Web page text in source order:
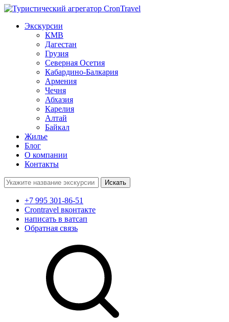
Экскурсии
КМВ
Дагестан
Грузия
Северная Осетия
Кабардино-Балкария
Армения
Чечня
Абхазия
Карелия
Алтай
Байкал
Жилье
Блог
О компании
Контакты
Поиск:
+7 995 301-86-51
Crontravel вконтакте
написать в ватсап
Обратная связь